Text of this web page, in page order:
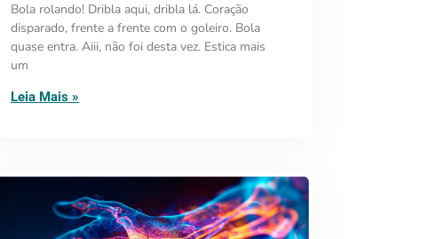
Bola rolando! Dribla aqui, dribla lá. Coração
disparado, frente a frente com o goleiro. Bola
quase entra. Aiii, não foi desta vez. Estica mais
um
Leia Mais »